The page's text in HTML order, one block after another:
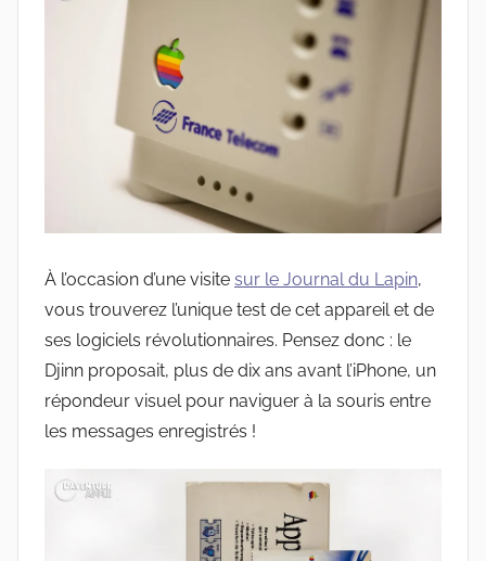
À l’occasion d’une visite sur le Journal du Lapin,
vous trouverez l’unique test de cet appareil et de
ses logiciels révolutionnaires. Pensez donc : le
Djinn proposait, plus de dix ans avant l’iPhone, un
répondeur visuel pour naviguer à la souris entre
les messages enregistrés !